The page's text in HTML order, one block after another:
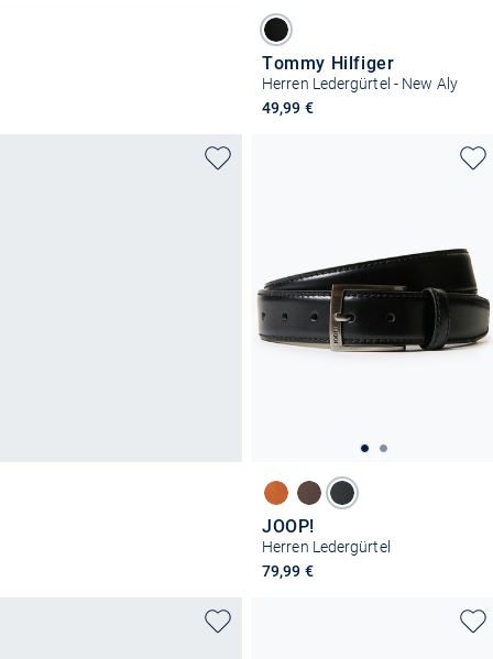
Tommy Hilfiger
Herren Ledergürtel - New Aly
49,99 €
JOOP!
Herren Ledergürtel
79,99 €